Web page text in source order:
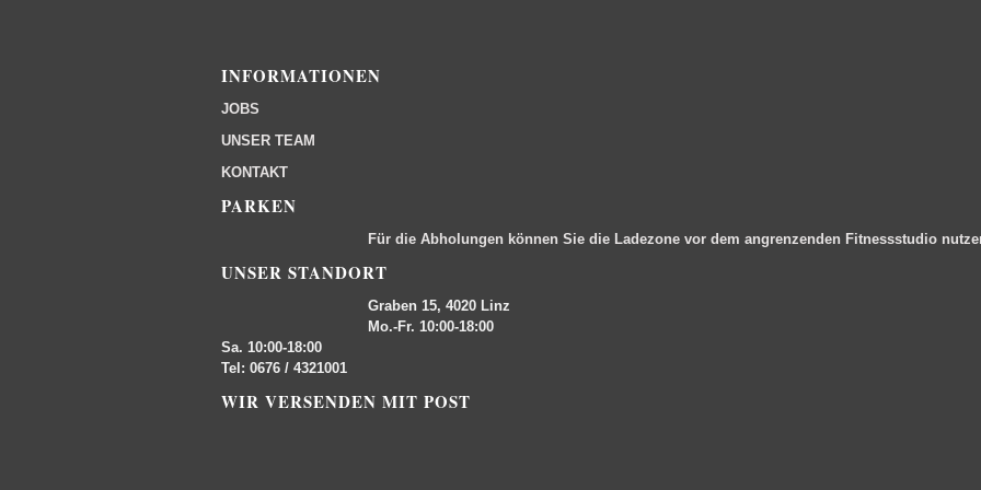
INFORMATIONEN
JOBS
UNSER TEAM
KONTAKT
PARKEN
Für die Abholungen können Sie die Ladezone vor dem angrenzenden Fitnessstudio
UNSER STANDORT
Graben 15, 4020 Linz
Mo.-Fr. 10:00-18:00
Sa. 10:00-18:00
Tel: 0676 / 4321001
WIR VERSENDEN MIT POST